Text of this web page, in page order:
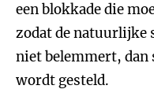
een blokkade die
zodat de natuurlijke
niet belemmert, dan
wordt gesteld.